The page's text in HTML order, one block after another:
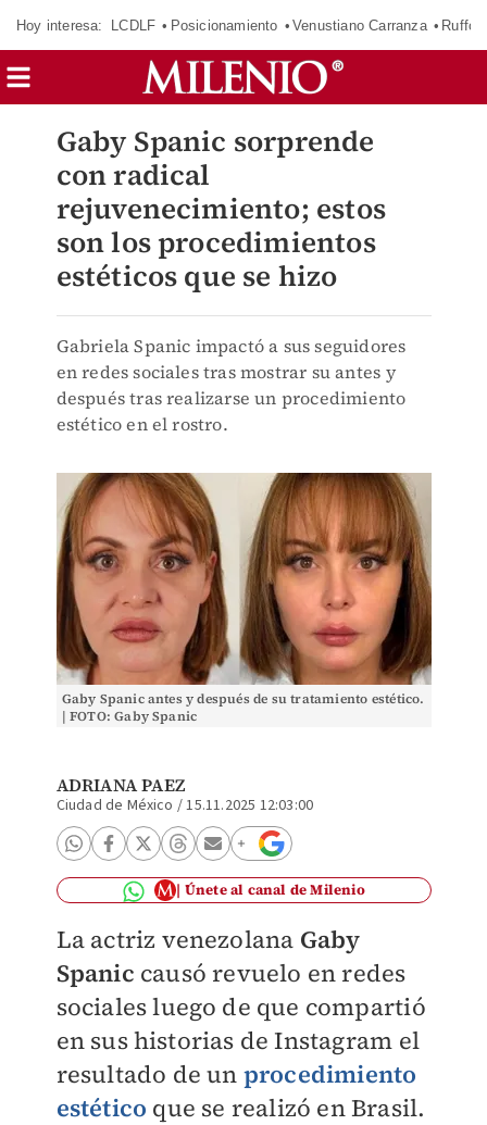
Hoy interesa: LCDLF Posicionamiento Venustiano Carranza Ruffo
Gaby Spanic sorprende
con radical
rejuvenecimiento; estos
son los procedimientos
estéticos que se hizo
Gabriela Spanic impactó a sus seguidores
en redes sociales tras mostrar su antes y
después tras realizarse un procedimiento
estético en el rostro.
Gaby Spanic antes y después de su tratamiento estético.
| FOTO: Gaby Spanic
ADRIANA PAEZ
Ciudad de México /15.11.2025 12:03:00
Únete al canal de Milenio
La actriz venezolana Gaby
Spanic causó revuelo en redes
sociales luego de que compartió
en sus historias de Instagram el
resultado de un procedimiento
estético que se realizó en Brasil.